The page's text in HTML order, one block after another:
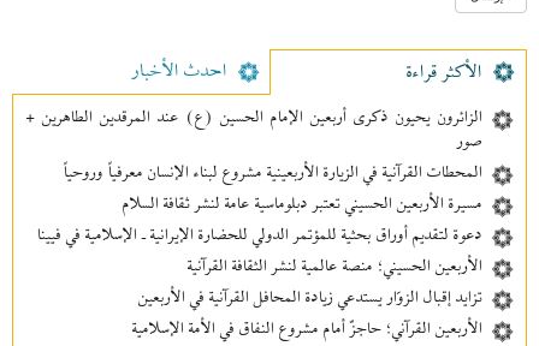
الأکثر قراءة احدث الأخبار
الزائرون يحيون ذكرى أربعين الإمام الحسين (ع) عند المرقدين الطاهرين +
صور
المحطات القرآنية في الزيارة الأربعينية مشروع لبناء الإنسان معرفیاً وروحياً
مسيرة الأربعين الحسيني تعتبر دبلوماسية عامة لنشر ثقافة السلام
دعوة لتقديم أوراق بحثية للمؤتمر الدولي للحضارة الإيرانية ـ الإسلامية في فيينا
الأربعين الحسيني؛ منصة عالمية لنشر الثقافة القرآنية
تزايد إقبال الزوّار يستدعي زيادة المحافل القرآنية في الأربعين
الأربعين القرآني؛ حاجزٌ أمام مشروع النفاق في الأمة الإسلامية